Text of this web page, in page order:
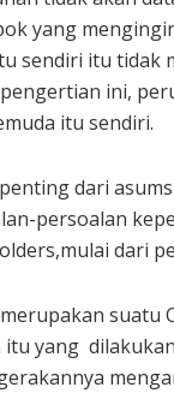
yang
sendiri itu tidak
ini,
itu sendiri.
dari
persoalan
dari
suatu
itu yang